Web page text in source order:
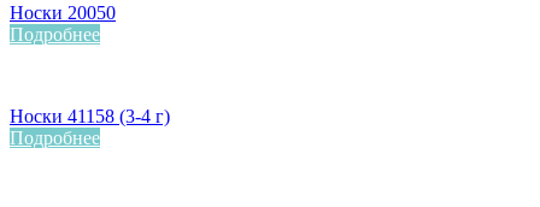
Носки 20050
Подробнее
Носки 41158 (3-4 г)
Подробнее